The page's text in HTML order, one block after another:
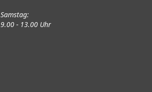
Samstag:
9.00 - 13.00 Uhr